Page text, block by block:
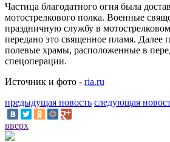
Частица благодатного огня была
мотострелкового полка. Военные
праздничную службу в
передано это священное пламя. Далее
полевые храмы, расположенные в
спецоперации.
Источник и фото - ria.ru
предыдущая новость следующая
вверх